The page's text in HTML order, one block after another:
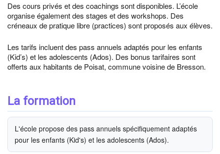
Des cours privés et des coachings sont disponibles. L’école
organise également des stages et des workshops. Des
créneaux de pratique libre (practices) sont proposés aux élèves.
Les tarifs incluent des pass annuels adaptés pour les enfants
(Kid’s) et les adolescents (Ados). Des bonus tarifaires sont
offerts aux habitants de Poisat, commune voisine de Bresson.
La formation
L'école propose des pass annuels spécifiquement adaptés
pour les enfants (Kid's) et les adolescents (Ados).